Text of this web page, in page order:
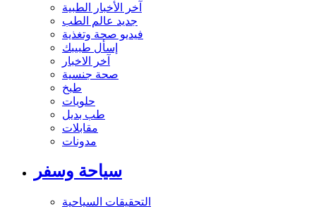
آخر الأخبار الطبية
جديد عالم الطب
فيديو صحة وتغذية
إسأل طبيبك
آخر الاخبار
صحة جنسية
طبخ
حلويات
طب بديل
مقابلات
مدونات
سياحة وسفر
التحقيقات السياحية